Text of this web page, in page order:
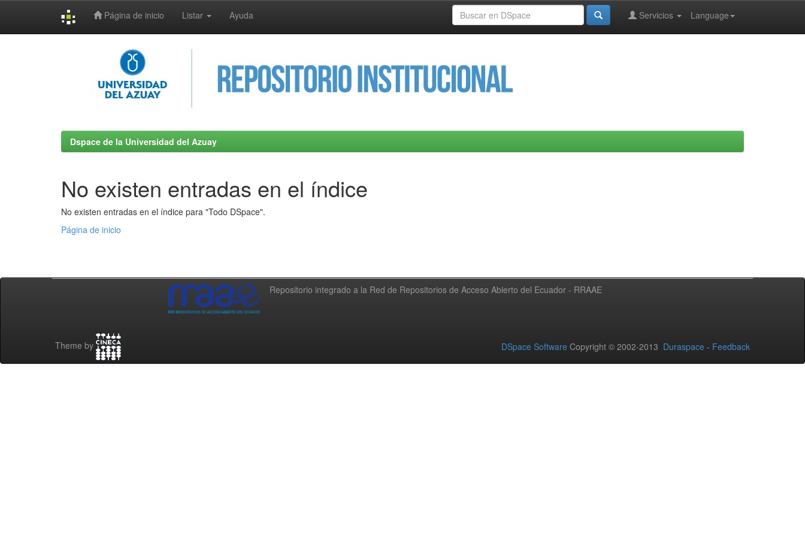
Página de inicio Listar Ayuda Language
Servicios
Dspace de la Universidad del Azuay
No existen entradas en el índice
No existen entradas en el índice para "Todo DSpace".
Página de inicio
Repositorio integrado a la Red de Repositorios de Acceso Abierto del Ecuador - RRAAE
Theme by DSpace Software Copyright © 2002-2013 Duraspace - Feedback